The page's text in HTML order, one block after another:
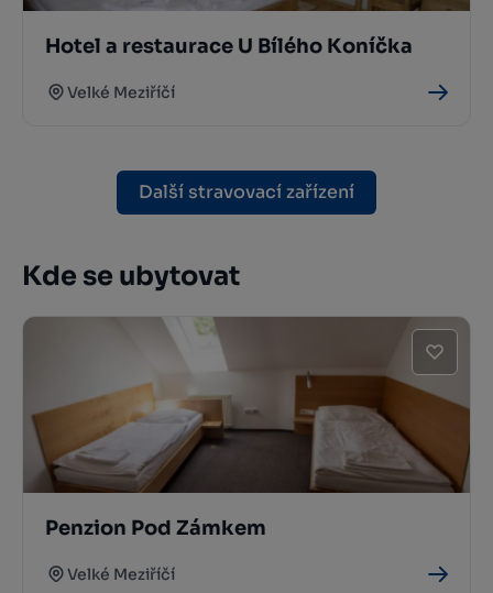
Hotel a restaurace U Bílého Koníčka
Velké Meziříčí
Další stravovací zařízení
Kde se ubytovat
Penzion Pod Zámkem
Velké Meziříčí